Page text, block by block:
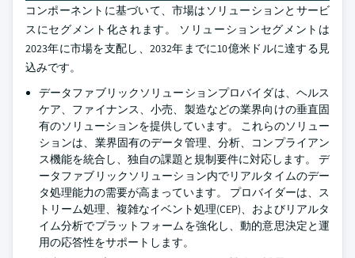
コンポーネントに基づいて、市場はソリューションとサービ
スにセグメント化されます。 ソリューションセグメントは
2023年に市場を支配し、2032年までに10億米ドルに達する見
込みです。
データファブリックソリューションプロバイダは、ヘルス
ケア、ファイナンス、小売、製造などの業界向けの垂直固
有のソリューションを提供しています。 これらのソリュー
ションは、業界固有のデータ管理、分析、コンプライアン
ス機能を統合し、独自の課題と規制要件に対応します。 デ
ータファブリックソリューション内でリアルタイムのデー
タ処理能力の需要が高まっています。 プロバイダーは、ス
トリーム処理、複雑なイベント処理(CEP)、およびリアルタ
イム分析でプラットフォームを強化し、動的意思決定と運
用の応答性をサポートします。